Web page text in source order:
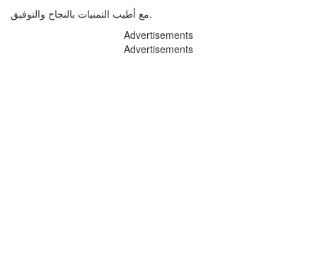
مع أطيب التمنيات بالنجاح والتوفيق.
Advertisements
Advertisements